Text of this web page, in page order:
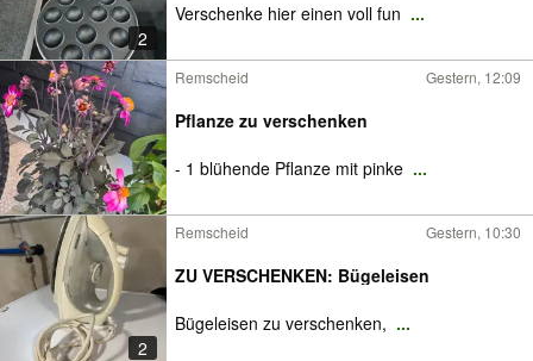
2
Verschenke hier einen voll fun ...
Remscheid Gestern, 12:09
Pflanze zu verschenken
- 1 blühende Pflanze mit pinke ...
2
Remscheid Gestern, 10:30
ZU VERSCHENKEN: Bügeleisen
Bügeleisen zu verschenken, ...